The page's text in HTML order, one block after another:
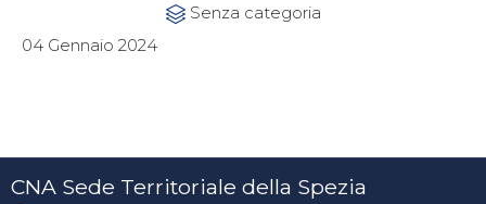
 Category
Senza categoria
04 Gennaio 2024
CNA Sede Territoriale della Spezia